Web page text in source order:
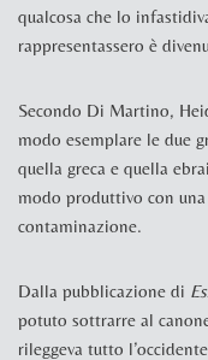
qualcosa che lo
rappresentassero è
Secondo Di Martino,
modo esemplare le due
quella greca e quella
modo produttivo con
contaminazione.
Dalla pubblicazione di
potuto sottrarre al
rileggeva tutto